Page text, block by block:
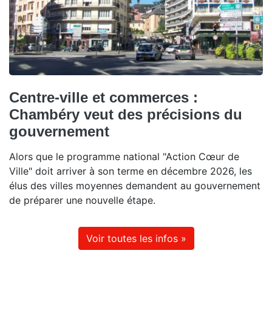
Centre-ville et commerces :
Chambéry veut des précisions du
gouvernement
Alors que le programme national "Action Cœur de
Ville" doit arriver à son terme en décembre 2026, les
élus des villes moyennes demandent au gouvernement
de préparer une nouvelle étape.
Voir toutes les infos »